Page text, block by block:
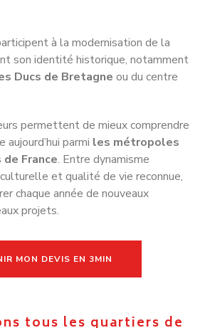
à la modernisation de la
Ducs de Bretagneou du centre
permettent de mieux comprendre
France. Entre dynamisme
et qualité de vie reconnue,
chaque année de nouveaux
projets.